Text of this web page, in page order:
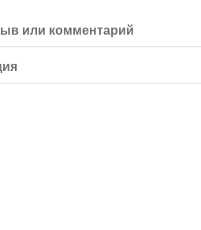
или комментарий